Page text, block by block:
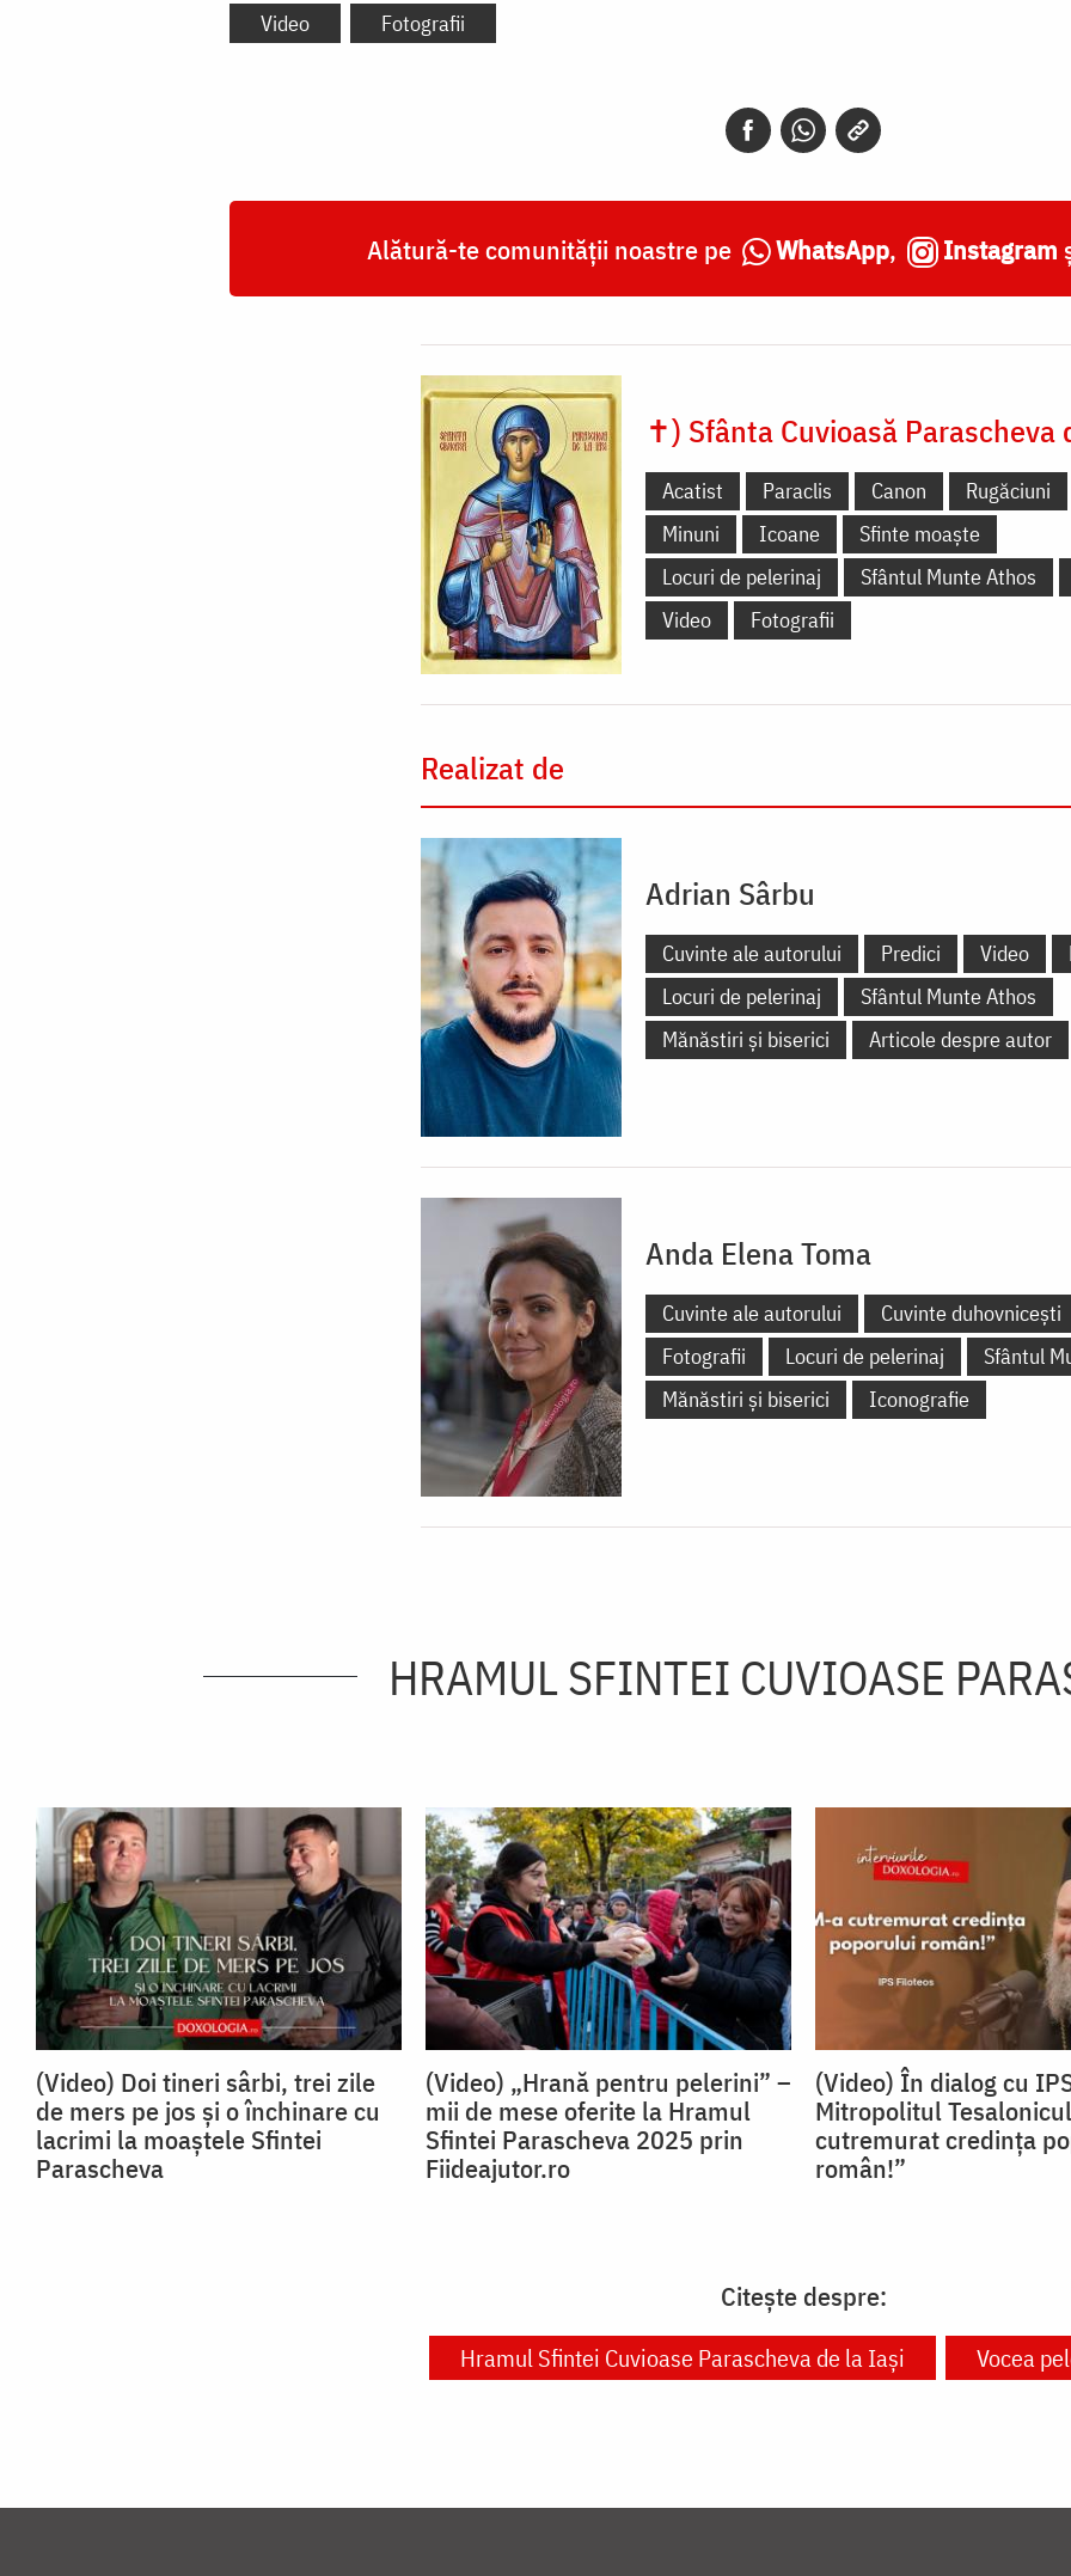
Video Fotografii
Alătură-te comunității noastre pe WhatsApp, Instagram
✝) Sfânta Cuvioasă Parascheva
Acatist Paraclis Canon Rugăciuni
Minuni
Icoane
Sfinte moaște
Locuri de pelerinaj
Sfântul Munte Athos
Video
Fotografii
Realizat de
Adrian Sârbu
Cuvinte ale autorului Predici Video
Locuri de pelerinaj
Sfântul Munte Athos
Mănăstiri și biserici
Articole despre autor
Anda Elena Toma
Cuvinte ale autorului Cuvinte duhovnicești
Fotografii
Locuri de pelerinaj
Sfântul
Mănăstiri și biserici
Iconografie
HRAMUL SFINTEI CUVIOASE
(Video) Doi tineri sârbi, trei zile
de mers pe jos și o închinare cu
lacrimi la moaștele Sfintei
Parascheva
(Video) „Hrană pentru pelerini” –
mii de mese oferite la Hramul
Sfintei Parascheva 2025 prin
Fiideajutor.ro
(Video) În dialog cu
Mitropolitul
cutremurat credința
român!”
Citește despre:
Hramul Sfintei Cuvioase Parascheva de la Iași Vocea